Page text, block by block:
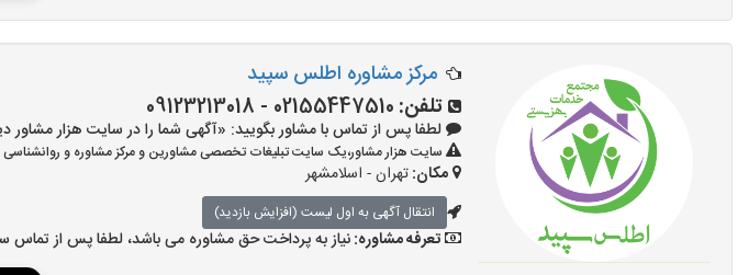
مرکز مشاوره اطلس سپید
تلفن: 02155447510 - 09123213018
لطفا پس از تماس با مشاور بگویید: «آگهی شما را در سایت هزار مشاور دیده ام و کد
سایت هزار مشاور،یک سایت تبلیغات تخصصی مشاورین و مرکز مشاوره و
مکان:تهران - اسلامشهر
انتقال آگهی به اول لیست (افزایش بازدید)
تعرفه مشاوره:نیاز به پرداخت حق مشاوره می باشد، لطفا پس از تماس